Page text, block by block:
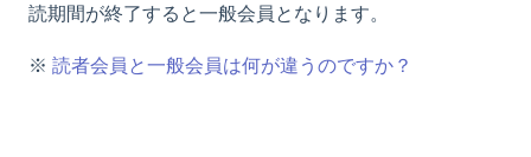
読期間が終了すると一般会員となります。
※ 読者会員と一般会員は何が違うのですか？